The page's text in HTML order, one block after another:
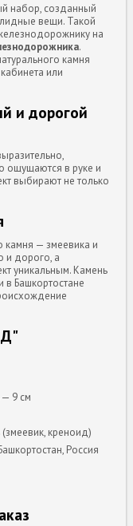
набор, созданный
вещи. Такой
на
.
камня
или
и дорогой
ощущаются в руке и
выбирают не только
камня — змеевика и
и дорого, а
уникальным. Камень
Башкортостане
9 см
креноид)
Россия